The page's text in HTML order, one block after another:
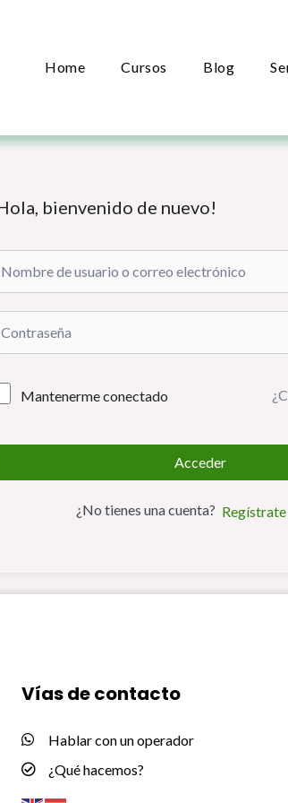
Home Cursos Blog
bienvenido de nuevo!
Mantenerme conectado
Acceder
¿No tienes una cuenta?
Vías de contacto
Hablar con un operador
¿Qué hacemos?